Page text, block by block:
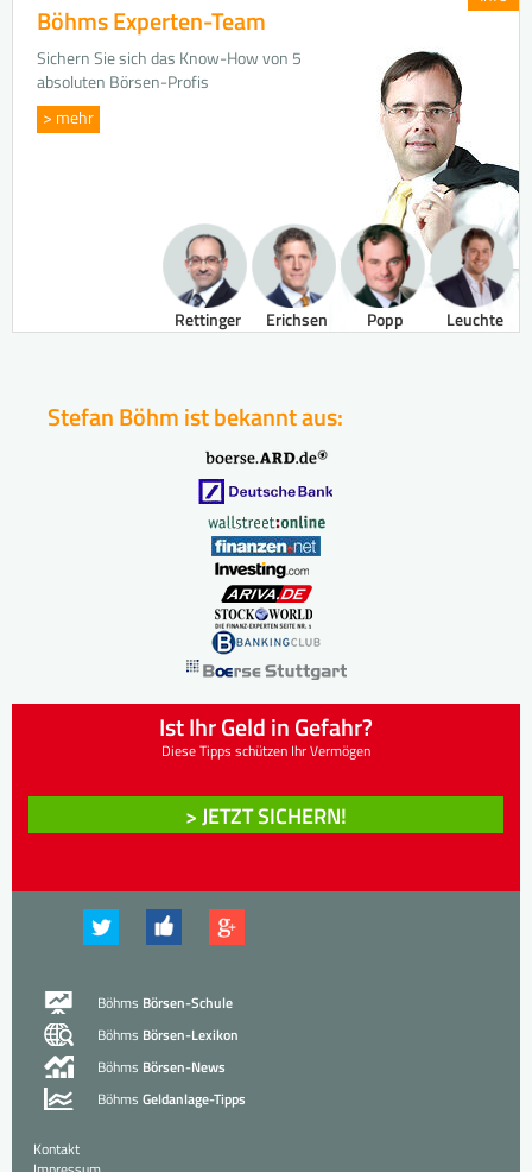
Rettinger Erichsen Popp Leuchte
Böhms Experten-Team
Sichern Sie sich das Know-How von 5
absoluten Börsen-Profis
> mehr
Stefan Böhm ist bekannt aus:
Ist Ihr Geld in Gefahr?
Diese Tipps schützen Ihr Vermögen
> JETZT SICHERN!
Böhms Börsen-Schule
Böhms Börsen-Lexikon
Böhms Börsen-News
Böhms Geldanlage-Tipps
Kontakt